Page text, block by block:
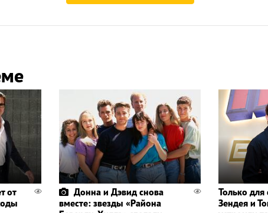
от
Донна и Дэвид снова
вместе: звезды «Района
Только
Зендея и